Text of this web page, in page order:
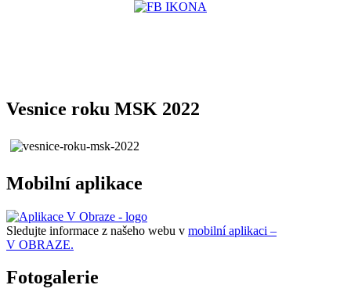
Vesnice roku MSK 2022
Mobilní aplikace
Sledujte informace z našeho webu v mobilní aplikaci –
V OBRAZE.
Fotogalerie